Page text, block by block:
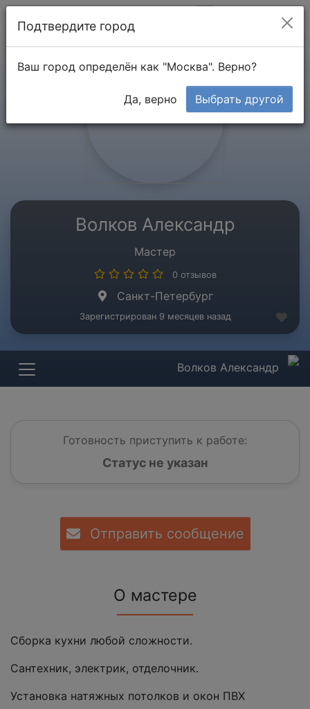
Волков Александр
Мастер
0 отзывов
Санкт-Петербург
Зарегистрирован 9 месяцев назад
Волков Александр
Готовность приступить к работе:
Статус не указан
Отправить сообщение
О мастере
Сборка кухни любой сложности.
Сантехник, электрик, отделочник.
Установка натяжных потолков и окон ПВХ
Подтвердите город
Ваш город определён как "Москва". Верно?
Да, верно Выбрать другой